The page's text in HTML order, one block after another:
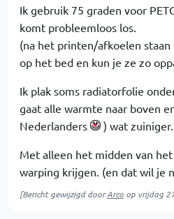
Ik gebruik 75 graden voor
komt probleemloos los.
(na het printen/afkoelen staan
op het bed en kun je ze zo
Ik plak soms radiatorfolie
gaat alle warmte naar boven
Nederlanders
) wat
Met alleen het midden van
warping krijgen. (en dat wil je
[Bericht gewijzigd doorArco op vrijdag